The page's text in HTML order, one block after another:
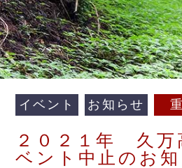
イベント お知らせ
２０２１年 久
ベント中止のお知